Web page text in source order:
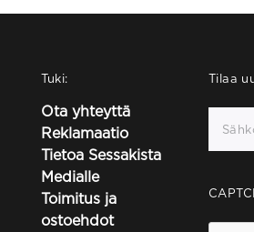
Tuki:
Ota yhteyttä
Reklamaatio
Tietoa Sessakista
Medialle
Toimitus ja
ostoehdot
Tilaa